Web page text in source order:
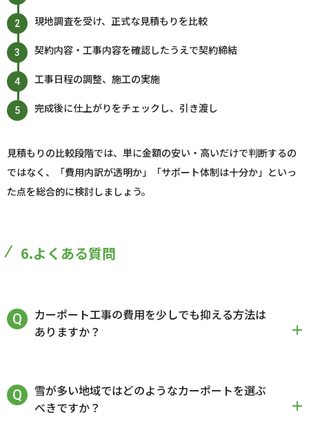
現地調査を受け、正式な見積もりを比較
契約内容・工事内容を確認したうえで契約締結
工事日程の調整、施工の実施
完成後に仕上がりをチェックし、引き渡し
見積もりの比較段階では、単に金額の安い・高いだけで判断するの
ではなく、「費用内訳が透明か」「サポート体制は十分か」といっ
た点を総合的に検討しましょう。
6.よくある質問
カーポート工事の費用を少しでも抑える方法は
ありますか？
雪が多い地域ではどのようなカーポートを選ぶ
べきですか？